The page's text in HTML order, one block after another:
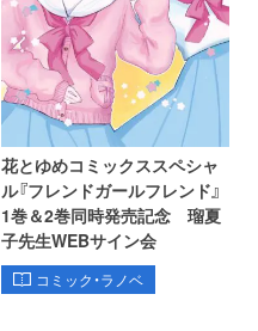
花とゆめコミックススペシャ
ル『フレンドガールフレンド』
1巻＆2巻同時発売記念 瑠夏
子先生WEBサイン会
コミック・ラノベ